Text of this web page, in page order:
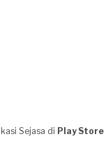
Sejasa di Play Store